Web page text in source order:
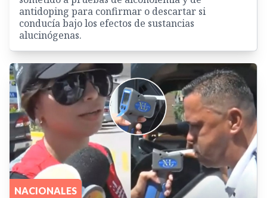
antidoping para confirmar o descartar si
conducía bajo los efectos de sustancias
alucinógenas.
NACIONALES